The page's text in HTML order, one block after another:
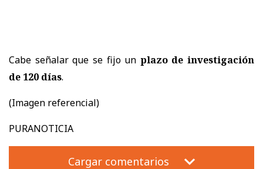
Cabe señalar que se fijo un plazo de investigación
de 120 días.
(Imagen referencial)
PURANOTICIA
Cargar comentarios